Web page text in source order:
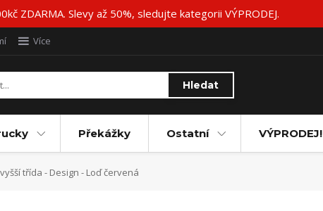
ZDARMA. Slevy až 50%, sledujte kategorii VÝPRODEJ.
Více
Hledat
Překážky Ostatní VÝPRODEJ!
třída - Design - Loď červená